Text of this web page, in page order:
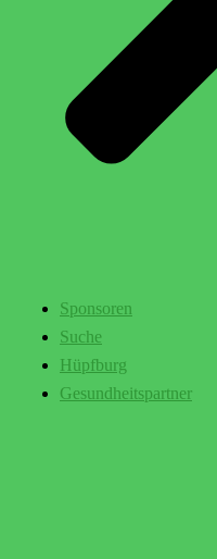
Sponsoren
Suche
Hüpfburg
Gesundheitspartner